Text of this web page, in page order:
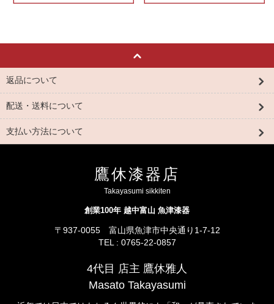
返品について
配送・送料について
支払い方法について
鷹休漆器店
Takayasumi sikkiten
創業100年 越中富山 魚津漆器
〒937-0055 富山県魚津市中央通り1-7-12
TEL : 0765-22-0857
4代目 店主 鷹休雅人
Masato Takayasumi